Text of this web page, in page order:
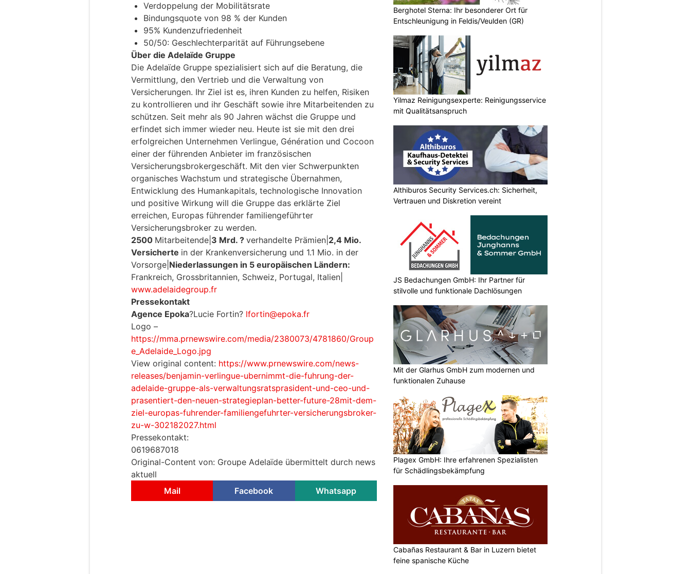
Verdoppelung der Mobilitätsrate
Bindungsquote von 98 % der Kunden
95% Kundenzufriedenheit
50/50: Geschlechterparität auf Führungsebene
Über die Adelaïde Gruppe
Die Adelaïde Gruppe spezialisiert sich auf die Beratung, die
Vermittlung, den Vertrieb und die Verwaltung von
Versicherungen. Ihr Ziel ist es, ihren Kunden zu helfen, Risiken
zu kontrollieren und ihr Geschäft sowie ihre Mitarbeitenden zu
schützen. Seit mehr als 90 Jahren wächst die Gruppe und
erfindet sich immer wieder neu. Heute ist sie mit den drei
erfolgreichen Unternehmen Verlingue, Génération und Cocoon
einer der führenden Anbieter im französischen
Versicherungsbrokergeschäft. Mit den vier Schwerpunkten
organisches Wachstum und strategische Übernahmen,
Entwicklung des Humankapitals, technologische Innovation
und positive Wirkung will die Gruppe das erklärte Ziel
erreichen, Europas führender familiengeführter
Versicherungsbroker zu werden.
2500 Mitarbeitende| 3 Mrd. ? verhandelte Prämien| 2,4 Mio.
Versicherte in der Krankenversicherung und 1.1 Mio. in der
Vorsorge| Niederlassungen in 5 europäischen Ländern:
Frankreich, Grossbritannien, Schweiz, Portugal, Italien|
www.adelaidegroup.fr
Pressekontakt
Agence Epoka?Lucie Fortin? lfortin@epoka.fr
Logo –
https://mma.prnewswire.com/media/2380073/4781860/Group
e_Adelaide_Logo.jpg
View original content: https://www.prnewswire.com/news-
releases/benjamin-verlingue-ubernimmt-die-fuhrung-der-
adelaide-gruppe-als-verwaltungsratsprasident-und-ceo-und-
prasentiert-den-neuen-strategieplan-better-future-28mit-dem-
ziel-europas-fuhrender-familiengefuhrter-versicherungsbroker-
zu-w-302182027.html
Pressekontakt:
0619687018
Original-Content von: Groupe Adelaïde übermittelt durch news
aktuell
Mail
Facebook Whatsapp
Berghotel Sterna: Ihr besonderer Ort für
Entschleunigung in Feldis/Veulden (GR)
Yilmaz Reinigungsexperte: Reinigungsservice
mit Qualitätsanspruch
Althiburos Security Services.ch: Sicherheit,
Vertrauen und Diskretion vereint
JS Bedachungen GmbH: Ihr Partner für
stilvolle und funktionale Dachlösungen
Mit der Glarhus GmbH zum modernen und
funktionalen Zuhause
Plagex GmbH: Ihre erfahrenen Spezialisten
für Schädlingsbekämpfung
Cabañas Restaurant & Bar in Luzern bietet
feine spanische Küche